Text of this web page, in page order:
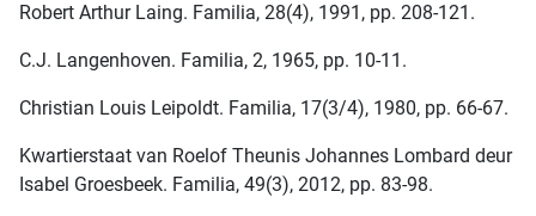
Robert Arthur Laing. Familia, 28(4), 1991, pp. 208-121.
C.J. Langenhoven. Familia, 2, 1965, pp. 10-11.
Christian Louis Leipoldt. Familia, 17(3/4), 1980, pp. 66-67.
Kwartierstaat van Roelof Theunis Johannes Lombard deur
Isabel Groesbeek. Familia, 49(3), 2012, pp. 83-98.